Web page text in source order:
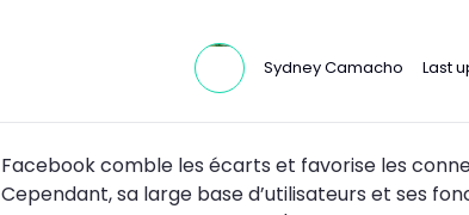
Sydney Camacho Last
Facebook comble les écarts et favorise les
Cependant, sa large base d’utilisateurs et ses